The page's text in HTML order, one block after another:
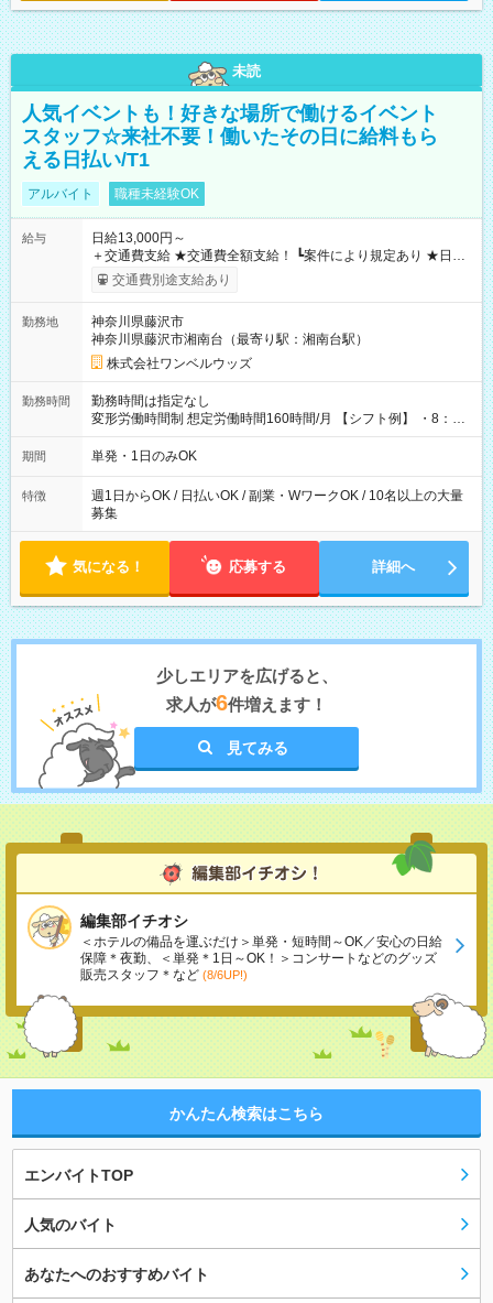
未読
人気イベントも！好きな場所で働けるイベント
スタッフ☆来社不要！働いたその日に給料もら
える日払い/T1
アルバイト 職種未経験OK
給与
日給13,000円～
＋交通費支給 ★交通費全額支給！ ┗案件により規定あり ★日払
いOK！（規定あり） ┗働いたその日に現金GET♪ お仕事後はコ
ンビニATMから 日払い分を引き落とせます！ 【試用期間】試
交通費別途支給あり
勤務地
神奈川県藤沢市
神奈川県藤沢市湘南台（最寄り駅：湘南台駅）
株式会社ワンベルウッズ
勤務時間
勤務時間は指定なし
変形労働時間制 想定労働時間160時間/月 【シフト例】 ・8：00
～21：00
期間 単発・1日のみOK
特徴
週1日からOK / 日払いOK / 副業・WワークOK / 10名以上の大量
募集
気になる！ 応募する 詳細へ
少しエリアを広げると、
求人が6件増えます！
見てみる
編集部イチオシ
＜ホテルの備品を運ぶだけ＞単発・短時間～OK／安心の日給
保障＊夜勤、＜単発＊1日～OK！＞コンサートなどのグッズ
販売スタッフ＊など (8/6UP!)
かんたん検索はこちら
エンバイトTOP
人気のバイト
あなたへのおすすめバイト